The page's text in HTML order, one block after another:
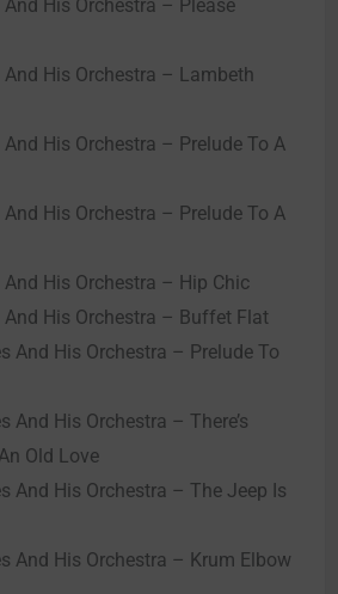
His Orchestra – Please
His Orchestra – Lambeth
His Orchestra – Prelude To A
His Orchestra – Prelude To A
His Orchestra – Hip Chic
And His Orchestra – Buffet Flat
And His Orchestra – Prelude To
And His Orchestra – There’s
Old Love
And His Orchestra – The Jeep Is
And His Orchestra – Krum Elbow